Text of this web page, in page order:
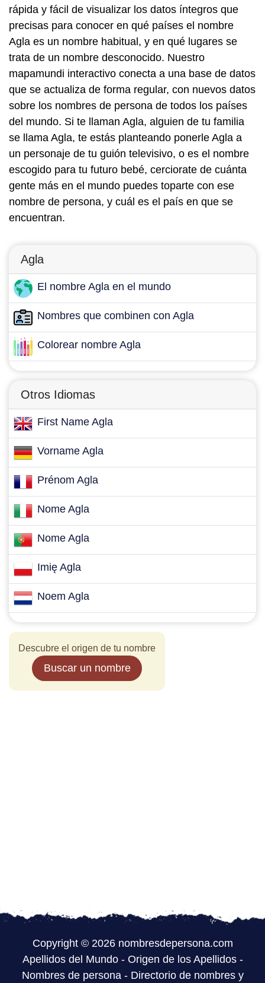
rápida y fácil de visualizar los datos íntegros que
precisas para conocer en qué países el nombre
Agla es un nombre habitual, y en qué lugares se
trata de un nombre desconocido. Nuestro
mapamundi interactivo conecta a una base de datos
que se actualiza de forma regular, con nuevos datos
sobre los nombres de persona de todos los países
del mundo. Si te llaman Agla, alguien de tu familia
se llama Agla, te estás planteando ponerle Agla a
un personaje de tu guión televisivo, o es el nombre
escogido para tu futuro bebé, cerciorate de cuánta
gente más en el mundo puedes toparte con ese
nombre de persona, y cuál es el país en que se
encuentran.
Agla
El nombre Agla en el mundo
Nombres que combinen con Agla
Colorear nombre Agla
Otros Idiomas
First Name Agla
Vorname Agla
Prénom Agla
Nome Agla
Nome Agla
Imię Agla
Noem Agla
Descubre el origen de tu nombre
Buscar un nombre
Copyright © 2026 nombresdepersona.com
Apellidos del Mundo- Origen de los Apellidos-
Nombres de persona- Directorio de nombres y